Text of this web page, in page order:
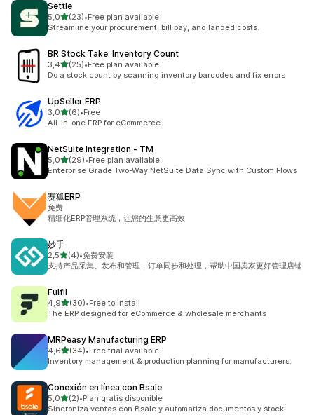
Settle
5,0z 5 hvězd
(23)
Celkový počet recenzí: 23
•Free plan available
Streamline your procurement, bill pay, and landed costs.
BR Stock Take: Inventory Count
3,4z 5 hvězd
(25)
Celkový počet recenzí: 25
•Free plan available
Do a stock count by scanning inventory barcodes and fix errors
UpSeller ERP
3,0z 5 hvězd
(6)
Celkový počet recenzí: 6
•Free
All-in-one ERP for eCommerce
NetSuite Integration ‑ TM
5,0z 5 hvězd
(29)
Celkový počet recenzí: 29
•Free plan available
Enterprise Grade Two-Way NetSuite Data Sync with Custom Flows
赛狐ERP
免费
精细化ERP管理系统，让您的生意更高效
妙手
2,5z 5 hvězd
(4)
Celkový počet recenzí: 4
•免费安装
支持产品采集、发布和管理，订单同步和处理，帮助中国卖家更好管理店铺
Fulfil
4,9z 5 hvězd
(30)
Celkový počet recenzí: 30
•Free to install
The ERP designed for eCommerce & wholesale merchants
MRPeasy Manufacturing ERP
4,6z 5 hvězd
(34)
Celkový počet recenzí: 34
•Free trial available
Inventory management & production planning for manufacturers.
Conexión en línea con Bsale
5,0z 5 hvězd
(2)
Celkový počet recenzí: 2
•Plan gratis disponible
Sincroniza ventas con Bsale y automatiza documentos y stock